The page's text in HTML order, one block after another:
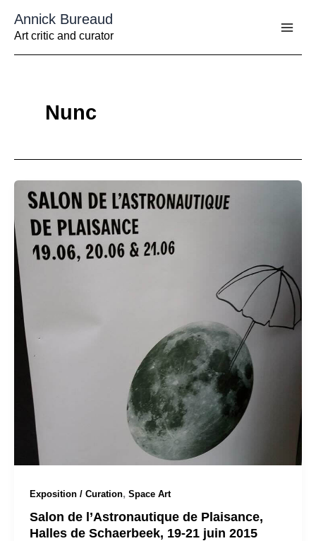
contenu
Annick Bureaud
Art critic and curator
Nunc
Exposition / Curation, Space Art
Salon de l’Astronautique de Plaisance,
Halles de Schaerbeek, 19-21 juin 2015